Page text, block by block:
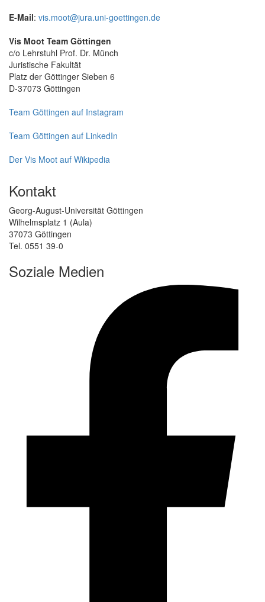
E-Mail: vis.moot@jura.uni-goettingen.de
Vis Moot Team Göttingen
c/o Lehrstuhl Prof. Dr. Münch
Juristische Fakultät
Platz der Göttinger Sieben 6
D-37073 Göttingen
Team Göttingen auf Instagram
Team Göttingen auf LinkedIn
Der Vis Moot auf Wikipedia
Kontakt
Georg-August-Universität Göttingen
Wilhelmsplatz 1 (Aula)
37073 Göttingen
Tel. 0551 39-0
Soziale Medien